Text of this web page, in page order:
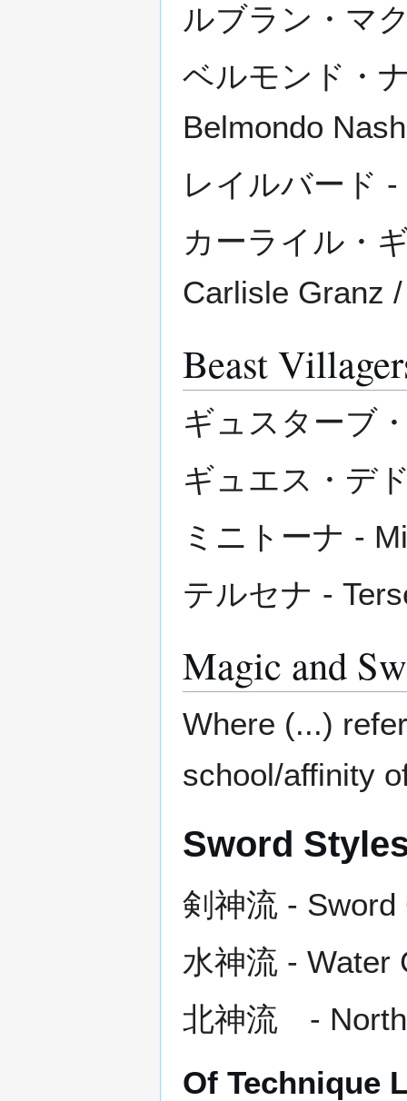
ルブラン・マ
ベルモンド・
Belmondo
レイルバード -
カーライル・
Carlisle Granz
Beast
ギュスターブ
ギュエス・デ
ミニトーナ -
テルセナ -
Magic and
Where (...)
school/affinity
Sword
剣神流 - Sword
水神流 - Water
北神流 -
Of Technique